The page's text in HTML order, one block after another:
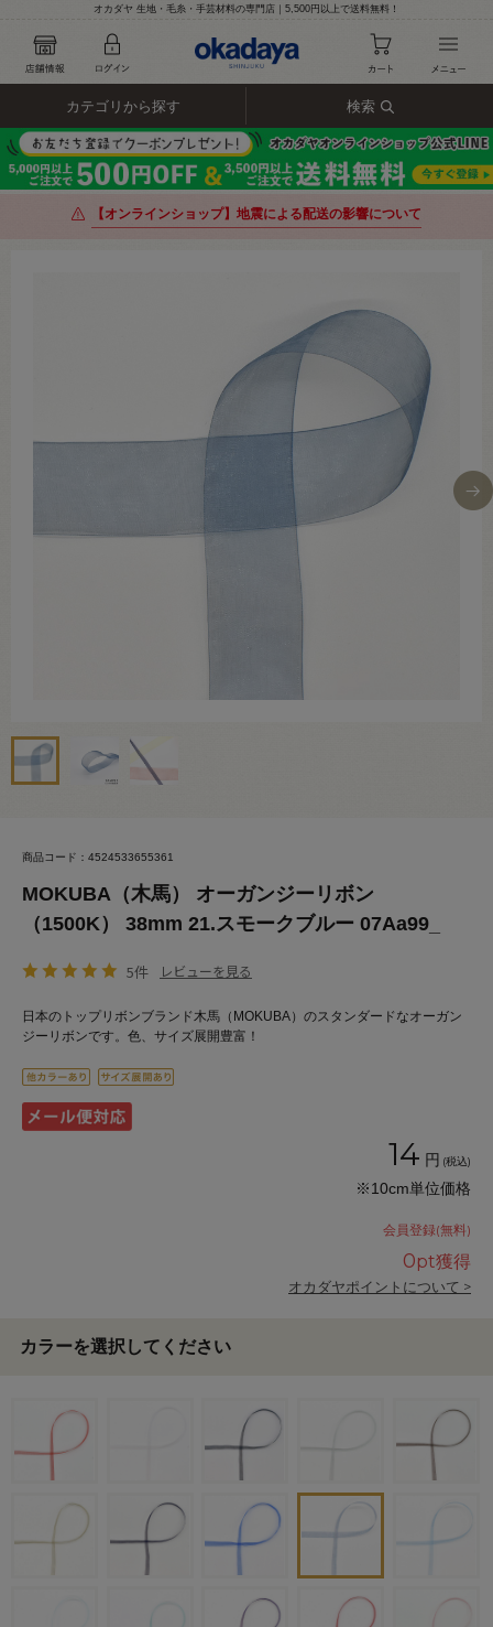
オカダヤ 生地・毛糸・手芸材料の専門店｜5,500円以上で送料無料！
カテゴリから探す 検索
【オンラインショップ】地震による配送の影響について
商品コード：4524533655361
MOKUBA（木馬） オーガンジーリボン
（1500K） 38mm 21.スモークブルー 07Aa99_
5件 レビューを見る
日本のトップリボンブランド木馬（MOKUBA）のスタンダードなオーガン
ジーリボンです。色、サイズ展開豊富！
14 円 (税込)
※10cm単位価格
会員登録(無料)
0pt獲得
オカダヤポイントについて >
カラーを選択してください